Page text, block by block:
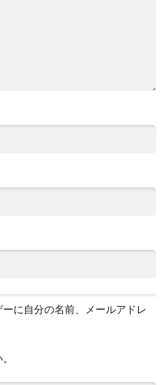
に自分の名前、メールアドレ